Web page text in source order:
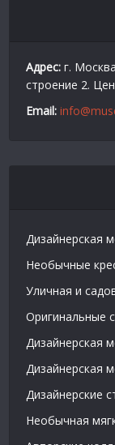
Адрес: г.
строение 2.
Email:
Дизайнерская
Необычные
Уличная и
Оригинальные
Дизайнерская
Дизайнерская
Дизайнерские
Необычная